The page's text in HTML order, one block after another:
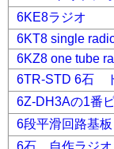
6KE8ラジオ
6KT8 single
6KZ8 one tube
6TR-STD 6石
6Z-DH3Aの1番
6段平滑回路基板
6石 自作ラジオ